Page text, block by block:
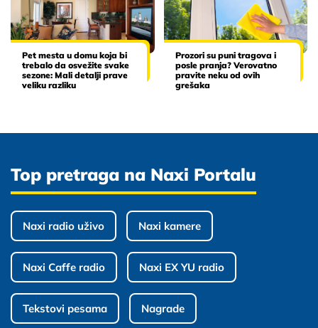
Pet mesta u domu koja bi
trebalo da osvežite svake
sezone: Mali detalji prave
veliku razliku
Prozori su puni tragova i
posle pranja? Verovatno
pravite neku od ovih
grešaka
Top pretraga na Naxi Portalu
Naxi radio uživo Naxi kamere
Naxi Caffe radio Naxi EX YU radio
Tekstovi pesama Nagrade